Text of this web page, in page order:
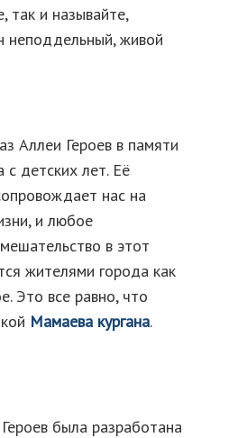
так и называйте,
неподдельный, живой
Аллеи Героев в памяти
с детских лет. Её
нас на
и любое
в этот
жителями города как
Это все равно, что
Мамаева кургана.
была разработана